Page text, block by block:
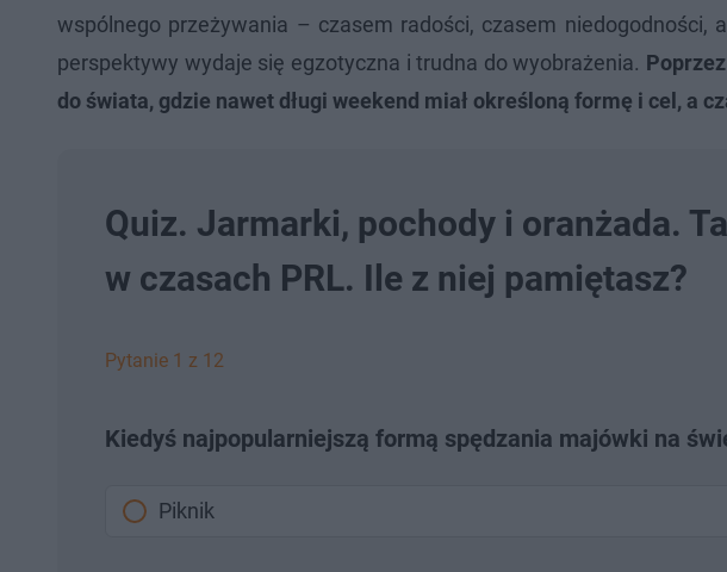
wspólnego przeżywania – czasem radości, czasem niedogodności,
perspektywy wydaje się egzotyczna i trudna do wyobrażenia.
do świata, gdzie nawet długi weekend miał określoną formę i cel, a
Quiz. Jarmarki, pochody i oranżada.
w czasach PRL. Ile z niej pamiętasz?
Pytanie 1 z 12
Kiedyś najpopularniejszą formą spędzania majówki na
Piknik